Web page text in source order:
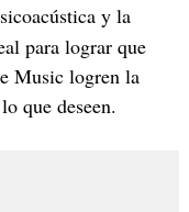
y la
para lograr que
Music logren la
que deseen.